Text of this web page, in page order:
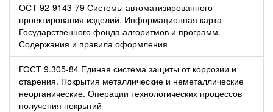
ОСТ 92-9143-79 Системы автоматизированного
проектирования изделий. Информационная карта
Государственного фонда алгоритмов и программ.
Содержания и правила оформления
ГОСТ 9.305-84 Единая система защиты от коррозии и
старения. Покрытия металлические и неметаллические
неорганические. Операции технологических процессов
получения покрытий